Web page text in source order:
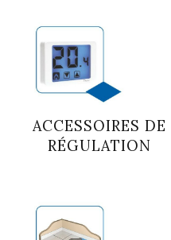
ACCESSOIRES DE
RÉGULATION